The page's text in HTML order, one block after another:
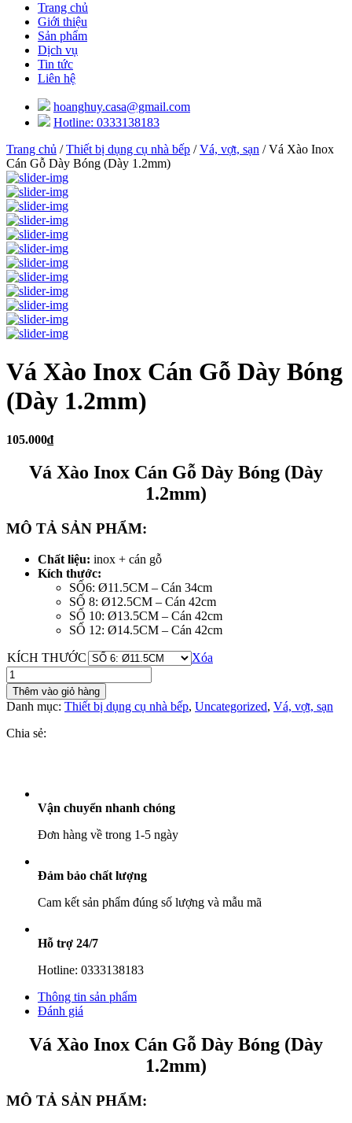
Trang chủ
Giới thiệu
Sản phẩm
Dịch vụ
Tin tức
Liên hệ
hoanghuy.casa@gmail.com
Hotline: 0333138183
Trang chủ /Thiết bị dụng cụ nhà bếp /Vá, vợt, sạn / Vá Xào Inox
Cán Gỗ Dày Bóng (Dày 1.2mm)
Vá Xào Inox Cán Gỗ Dày Bóng
(Dày 1.2mm)
105.000₫
Vá Xào Inox Cán Gỗ Dày Bóng (Dày
1.2mm)
MÔ TẢ SẢN PHẨM:
Chất liệu: inox + cán gỗ
Kích thước:
SỐ6: Ø11.5CM – Cán 34cm
SỐ 8: Ø12.5CM – Cán 42cm
SỐ 10: Ø13.5CM – Cán 42cm
SỐ 12: Ø14.5CM – Cán 42cm
KÍCH THƯỚC
Xóa
Vá
Xào
Inox
Cán
Gỗ
Thêm vào giỏ hàng
Danh mục: Thiết bị dụng cụ nhà bếp, Uncategorized, Vá, vợt, sạn
Chia sẻ:
Vận chuyển nhanh chóng
Đơn hàng về trong 1-5 ngày
Đảm bảo chất lượng
Cam kết sản phẩm đúng số lượng và mẫu mã
Hỗ trợ 24/7
Hotline: 0333138183
Thông tin sản phẩm
Đánh giá
Vá Xào Inox Cán Gỗ Dày Bóng (Dày
1.2mm)
MÔ TẢ SẢN PHẨM: